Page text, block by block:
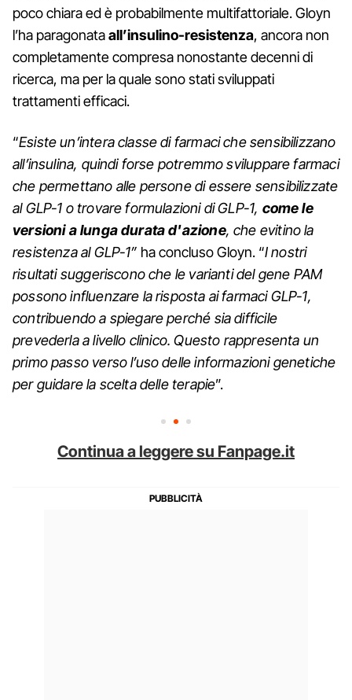
poco chiara ed è probabilmente multifattoriale. Gloyn
l’ha paragonataall’insulino-resistenza, ancora non
completamente compresa nonostante decenni di
ricerca, ma per la quale sono stati sviluppati
trattamenti efficaci.
“Esiste un’intera classe di farmaci che sensibilizzano
all’insulina, quindi forse potremmo sviluppare farmaci
che permettano alle persone di essere sensibilizzate
al GLP-1 o trovare formulazioni di GLP-1, come le
versioni a lunga durata d'azione, che evitino la
resistenza al GLP-1” ha concluso Gloyn. “I nostri
risultati suggeriscono che le varianti del gene PAM
possono influenzare la risposta ai farmaci GLP-1,
contribuendo a spiegare perché sia difficile
prevederla a livello clinico. Questo rappresenta un
primo passo verso l’uso delle informazioni genetiche
per guidare la scelta delle terapie”.
Continua a leggere su Fanpage.it